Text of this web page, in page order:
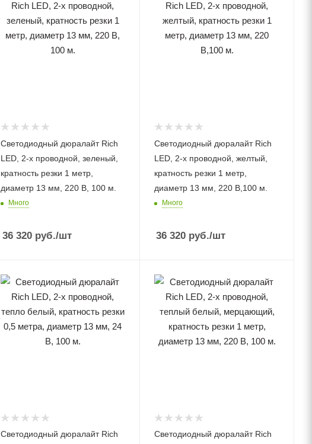
Светодиодный дюралайт Rich
LED, 2-х проводной, зеленый,
кратность резки 1 метр,
диаметр 13 мм, 220 В, 100 м.
Много
36 320руб./шт
Светодиодный дюралайт Rich
LED, 2-х проводной, желтый,
кратность резки 1 метр,
диаметр 13 мм, 220 В,100 м.
Много
36 320 руб./шт
Светодиодный дюралайт Rich
Светодиодный дюралайт Rich